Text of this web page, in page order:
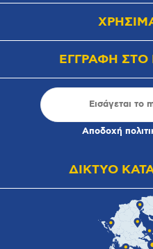
ΕΓΓΡΑΦΗ ΣΤΟ
Αποδοχή
ΔΙΚΤΥΟ